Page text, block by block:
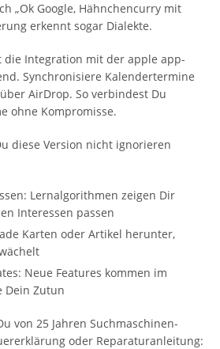
„Ok Google, Hähnchencurry mit
erkennt sogar Dialekte.
die Integration mit der apple app-
Synchronisiere Kalendertermine
AirDrop. So verbindest Du
ohne Kompromisse.
diese Version nicht ignorieren
Lernalgorithmen zeigen Dir
Interessen passen
Karten oder Artikel herunter,
Neue Features kommen im
Dein Zutun
von 25 Jahren Suchmaschinen-
oder Reparaturanleitung: